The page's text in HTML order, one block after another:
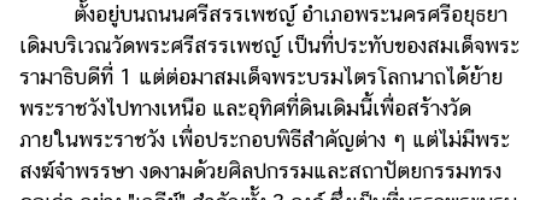
ตั้งอยู่บนถนนศรีสรรเพชญ์ อำเภอพระนครศรีอยุธยา
เดิมบริเวณวัดพระศรีสรรเพชญ์ เป็นที่ประทับของสมเด็จพระ
รามาธิบดีที่ 1 แต่ต่อมาสมเด็จพระบรมไตรโลกนาถได้ย้าย
พระราชวังไปทางเหนือ และอุทิศที่ดินเดิมนี้เพื่อสร้างวัด
ภายในพระราชวัง เพื่อประกอบพิธีสำคัญต่าง ๆ แต่ไม่มีพระ
สงฆ์จำพรรษา งดงามด้วยศิลปกรรมและสถาปัตยกรรมทรง